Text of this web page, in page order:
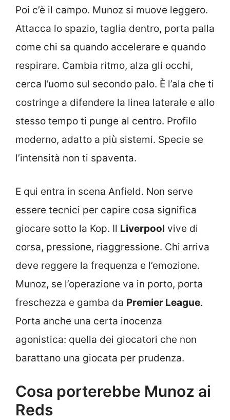
Poi c’è il campo. Munoz si muove leggero.
Attacca lo spazio, taglia dentro, porta palla
come chi sa quando accelerare e quando
respirare. Cambia ritmo, alza gli occhi,
cerca l’uomo sul secondo palo. È l’ala che ti
costringe a difendere la linea laterale e allo
stesso tempo ti punge al centro. Profilo
moderno, adatto a più sistemi. Specie se
l’intensità non ti spaventa.
E qui entra in scena Anfield. Non serve
essere tecnici per capire cosa significa
giocare sotto la Kop. Il Liverpool vive di
corsa, pressione, riaggressione. Chi arriva
deve reggere la frequenza e l’emozione.
Munoz, se l’operazione va in porto, porta
freschezza e gamba da Premier League.
Porta anche una certa inocenza
agonistica: quella dei giocatori che non
barattano una giocata per prudenza.
Cosa porterebbe Munoz ai
Reds